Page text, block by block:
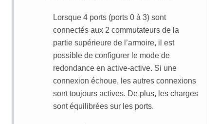
Lorsque 4 ports (ports 0 à 3) sont
connectés aux 2 commutateurs de la
partie supérieure de l’armoire, il est
possible de configurer le mode de
redondance en active-active. Si une
connexion échoue, les autres connexions
sont toujours actives. De plus, les charges
sont équilibrées sur les ports.